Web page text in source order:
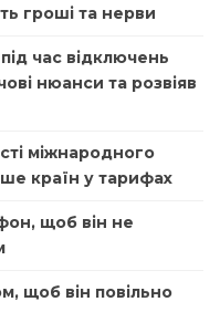
гроші та нерви
час відключень
нюанси та розвіяв
міжнародного
країн у тарифах
щоб він не
щоб він повільно